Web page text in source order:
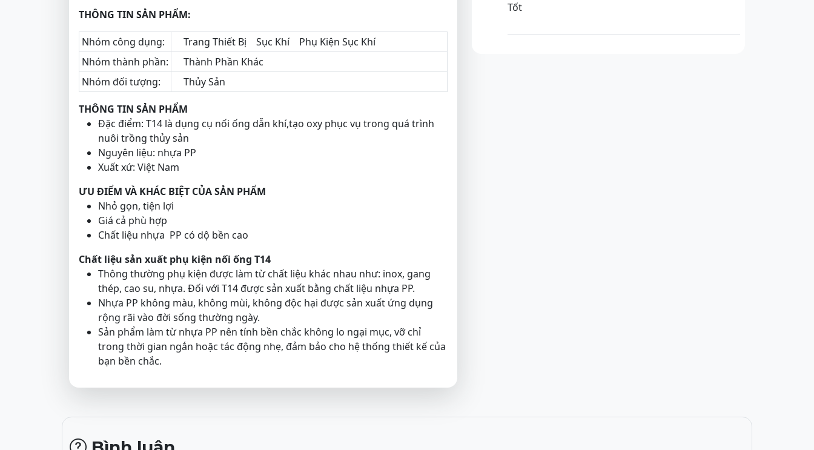
THÔNG TIN SẢN PHẨM:
Nhóm công dụng: Trang Thiết Bị Sục Khí
Phụ Kiện Sục Khí
Nhóm thành phần:
Thành Phần Khác
Nhóm đối tượng:
Thủy Sản
THÔNG TIN SẢN PHẨM
Đặc điểm: T14 là dụng cụ nối ống dẫn khí,tạo oxy phục vụ trong quá trình
nuôi trồng thủy sản
Nguyên liệu: nhựa PP
Xuất xứ: Việt Nam
ƯU ĐIỂM VÀ KHÁC BIỆT CỦA SẢN PHẨM
Nhỏ gọn, tiện lợi
Giá cả phù hợp
Chất liệu nhựa PP có dộ bền cao
Chất liệu sản xuất phụ kiện nối ống T14
Thông thường phụ kiện được làm từ chất liệu khác nhau như: inox, gang
thép, cao su, nhựa. Đối với T14 được sản xuất bằng chất liệu nhựa PP.
Nhựa PP không màu, không mùi, không độc hại được sản xuất ứng dụng
rộng rãi vào đời sống thường ngày.
Sản phẩm làm từ nhựa PP nên tính bền chắc không lo ngại mục, vỡ chỉ
trong thời gian ngắn hoặc tác động nhẹ, đảm bảo cho hệ thống thiết kế của
bạn bền chắc.
Tốt